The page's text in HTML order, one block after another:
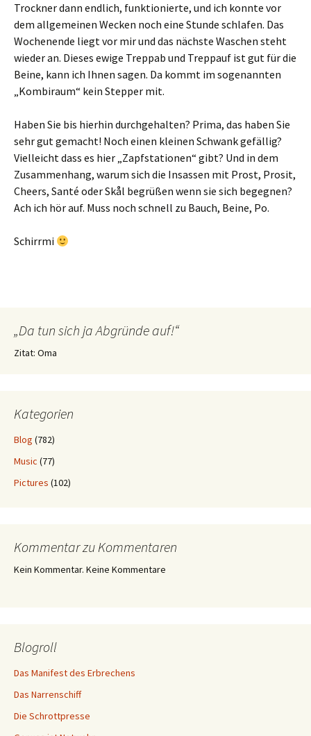
Trockner dann endlich, funktionierte, und ich konnte vor
dem allgemeinen Wecken noch eine Stunde schlafen. Das
Wochenende liegt vor mir und das nächste Waschen steht
wieder an. Dieses ewige Treppab und Treppauf ist gut für die
Beine, kann ich Ihnen sagen. Da kommt im sogenannten
„Kombiraum“ kein Stepper mit.
Haben Sie bis hierhin durchgehalten? Prima, das haben Sie
sehr gut gemacht! Noch einen kleinen Schwank gefällig?
Vielleicht dass es hier „Zapfstationen“ gibt? Und in dem
Zusammenhang, warum sich die Insassen mit Prost, Prosit,
Cheers, Santé oder Skål begrüßen wenn sie sich begegnen?
Ach ich hör auf. Muss noch schnell zu Bauch, Beine, Po.
Schirrmi
„Da tun sich ja Abgründe auf!“
Zitat: Oma
Kategorien
Blog (782)
Music (77)
Pictures (102)
Kommentar zu Kommentaren
Kein Kommentar. Keine Kommentare
Blogroll
Das Manifest des Erbrechens
Das Narrenschiff
Die Schrottpresse